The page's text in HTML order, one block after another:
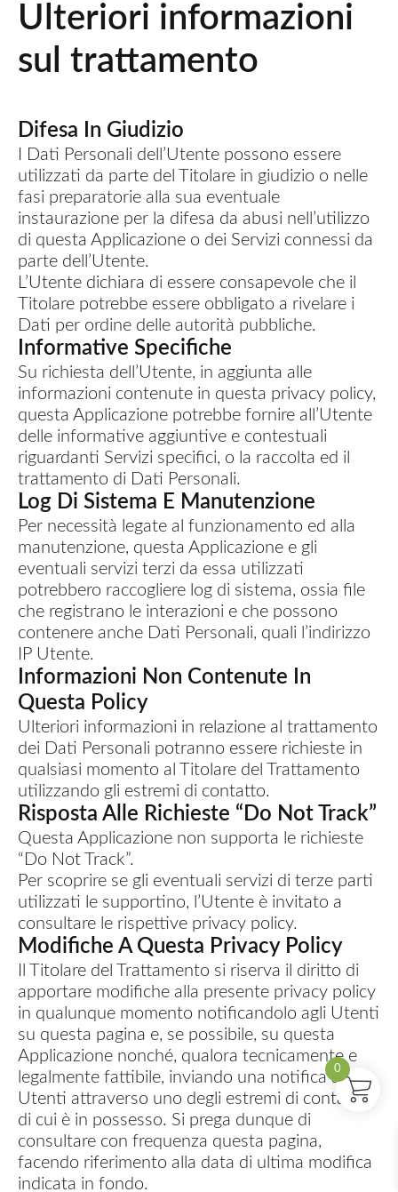
Ulteriori informazioni
sul trattamento
Difesa In Giudizio
I Dati Personali dell’Utente possono essere
utilizzati da parte del Titolare in giudizio o nelle
fasi preparatorie alla sua eventuale
instaurazione per la difesa da abusi nell’utilizzo
di questa Applicazione o dei Servizi connessi da
parte dell’Utente.
L’Utente dichiara di essere consapevole che il
Titolare potrebbe essere obbligato a rivelare i
Dati per ordine delle autorità pubbliche.
Informative Specifiche
Su richiesta dell’Utente, in aggiunta alle
informazioni contenute in questa privacy policy,
questa Applicazione potrebbe fornire all’Utente
delle informative aggiuntive e contestuali
riguardanti Servizi specifici, o la raccolta ed il
trattamento di Dati Personali.
Log Di Sistema E Manutenzione
Per necessità legate al funzionamento ed alla
manutenzione, questa Applicazione e gli
eventuali servizi terzi da essa utilizzati
potrebbero raccogliere log di sistema, ossia file
che registrano le interazioni e che possono
contenere anche Dati Personali, quali l’indirizzo
IP Utente.
Informazioni Non Contenute In
Questa Policy
Ulteriori informazioni in relazione al trattamento
dei Dati Personali potranno essere richieste in
qualsiasi momento al Titolare del Trattamento
utilizzando gli estremi di contatto.
Risposta Alle Richieste “Do Not Track”
Questa Applicazione non supporta le richieste
“Do Not Track”.
Per scoprire se gli eventuali servizi di terze parti
utilizzati le supportino, l’Utente è invitato a
consultare le rispettive privacy policy.
Modifiche A Questa Privacy Policy
Il Titolare del Trattamento si riserva il diritto di
apportare modifiche alla presente privacy policy
in qualunque momento notificandolo agli Utenti
su questa pagina e, se possibile, su questa
Applicazione nonché, qualora tecnicamente e
legalmente fattibile, inviando una notifica agli
Utenti attraverso uno degli estremi di contatto
di cui è in possesso. Si prega dunque di
consultare con frequenza questa pagina,
facendo riferimento alla data di ultima modifica
indicata in fondo.
0